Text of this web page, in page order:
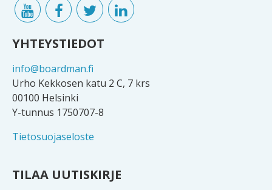
YHTEYSTIEDOT
info@boardman.fi
Urho Kekkosen katu 2 C, 7 krs
00100 Helsinki
Y-tunnus 1750707-8
Tietosuojaseloste
TILAA UUTISKIRJE